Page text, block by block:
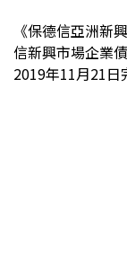
《保德信亞洲新
信新興市場企業
2019年11月21日